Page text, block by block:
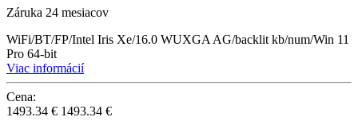
Záruka 24 mesiacov
WiFi/BT/FP/Intel Iris Xe/16.0 WUXGA AG/backlit kb/num/Win 11
Pro 64-bit
Viac informácií
Cena:
1493.34 € 1493.34 €